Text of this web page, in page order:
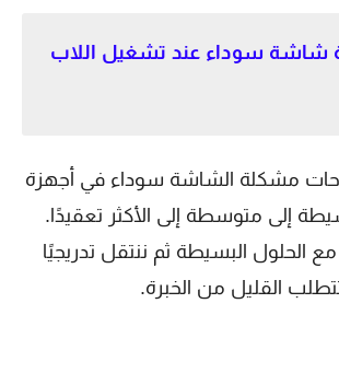
شاشة سوداء عند تشغيل اللاب
مشكلة الشاشة سوداء في أجهزة
إلى متوسطة إلى الأكثر تعقيدًا.
الحلول البسيطة ثم ننتقل تدريجيًا
القليل من الخبرة.